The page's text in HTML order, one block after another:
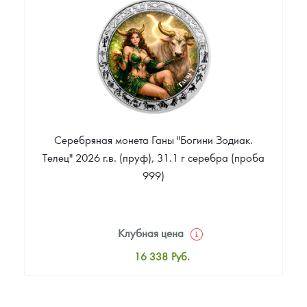
Звоните
Серебряная монета Ганы "Богини Зодиак.
Телец" 2026 г.в. (пруф), 31.1 г серебра (проба
999)
Клубная цена
16 338 Руб.